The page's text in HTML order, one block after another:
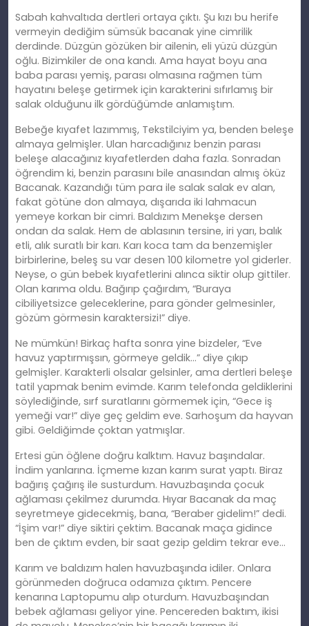
Sabah kahvaltıda dertleri ortaya çıktı. Şu kızı bu herife
vermeyin dediğim sümsük bacanak yine cimrilik
derdinde. Düzgün gözüken bir ailenin, eli yüzü düzgün
oğlu. Bizimkiler de ona kandı. Ama hayat boyu ana
baba parası yemiş, parası olmasına rağmen tüm
hayatını beleşe getirmek için karakterini sıfırlamış bir
salak olduğunu ilk gördüğümde anlamıştım.
Bebeğe kıyafet lazımmış, Tekstilciyim ya, benden beleşe
almaya gelmişler. Ulan harcadığınız benzin parası
beleşe alacağınız kıyafetlerden daha fazla. Sonradan
öğrendim ki, benzin parasını bile anasından almış öküz
Bacanak. Kazandığı tüm para ile salak salak ev alan,
fakat götüne don almaya, dışarıda iki lahmacun
yemeye korkan bir cimri. Baldızım Menekşe dersen
ondan da salak. Hem de ablasının tersine, iri yarı, balık
etli, alık suratlı bir karı. Karı koca tam da benzemişler
birbirlerine, beleş su var desen 100 kilometre yol giderler.
Neyse, o gün bebek kıyafetlerini alınca siktir olup gittiler.
Olan karıma oldu. Bağırıp çağırdım, “Buraya
cibiliyetsizce geleceklerine, para gönder gelmesinler,
gözüm görmesin karaktersizi!” diye.
Ne mümkün! Birkaç hafta sonra yine bizdeler, “Eve
havuz yaptırmışsın, görmeye geldik…” diye çıkıp
gelmişler. Karakterli olsalar gelsinler, ama dertleri beleşe
tatil yapmak benim evimde. Karım telefonda geldiklerini
söylediğinde, sırf suratlarını görmemek için, “Gece iş
yemeği var!” diye geç geldim eve. Sarhoşum da hayvan
gibi. Geldiğimde çoktan yatmışlar.
Ertesi gün öğlene doğru kalktım. Havuz başındalar.
İndim yanlarına. İçmeme kızan karım surat yaptı. Biraz
bağırış çağırış ile susturdum. Havuzbaşında çocuk
ağlaması çekilmez durumda. Hıyar Bacanak da maç
seyretmeye gidecekmiş, bana, “Beraber gidelim!” dedi.
“İşim var!” diye siktiri çektim. Bacanak maça gidince
ben de çıktım evden, bir saat gezip geldim tekrar eve…
Karım ve baldızım halen havuzbaşında idiler. Onlara
görünmeden doğruca odamıza çıktım. Pencere
kenarına Laptopumu alıp oturdum. Havuzbaşından
bebek ağlaması geliyor yine. Pencereden baktım, ikisi